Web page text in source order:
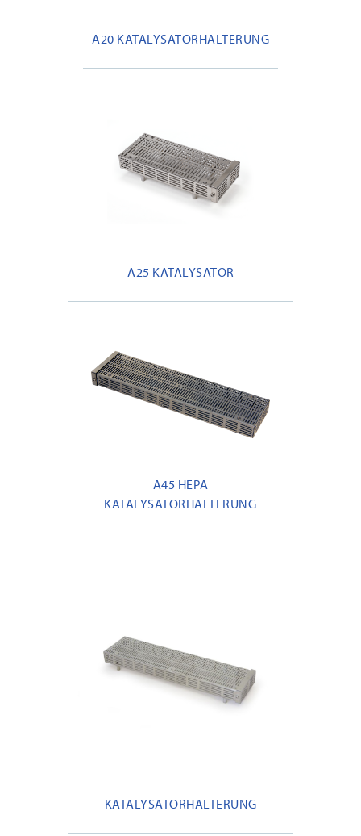
A20 KATALYSATORHALTERUNG
A25 KATALYSATOR
A45 HEPA
KATALYSATORHALTERUNG
KATALYSATORHALTERUNG